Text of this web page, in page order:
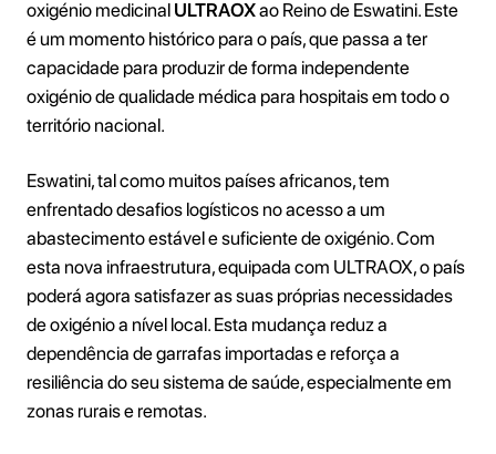
oxigénio medicinal ULTRAOXao Reino de Eswatini. Este
é um momento histórico para o país, que passa a ter
capacidade para produzir de forma independente
oxigénio de qualidade médica para hospitais em todo o
território nacional.
Eswatini, tal como muitos países africanos, tem
enfrentado desafios logísticos no acesso a um
abastecimento estável e suficiente de oxigénio. Com
esta nova infraestrutura, equipada com ULTRAOX, o país
poderá agora satisfazer as suas próprias necessidades
de oxigénio a nível local. Esta mudança reduz a
dependência de garrafas importadas e reforça a
resiliência do seu sistema de saúde, especialmente em
zonas rurais e remotas.